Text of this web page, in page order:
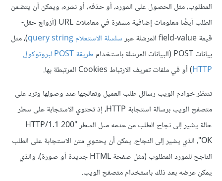
المطلوب، مثل الحصول على المورد، أو حذفه، أو نشره، ويمكن أن يتضمن
الطلب أيضًا معلومات إضافية مشفرة في معاملات URL (أزواج حقل-
قيمة field-value المرسَلة عبر
سلسلة الاستعلام query string
)، مثل
بيانات POST (البيانات المرسَلة باستخدام
طريقة POST لبروتوكول
HTTP) أو في ملفات تعريف الارتباط Cookies المرتبطة بها.
تنتظر خوادم الويب رسائل طلب العميل وتعالجها عند وصولها وترد على
متصفح الويب برسالة استجابة HTTP، إذ تحتوي الاستجابة على سطر
حالة يشير إلى نجاح الطلب من عدمه مثل السطر "HTTP/1.1 200
OK"، الذي يشير إلى النجاح. يمكن أن يحتوي متن الاستجابة على الطلب
الناجح للمورد المطلوب (مثل صفحة HTML جديدة أو صورة)، والذي
يمكن عرضه بعد ذلك باستخدام متصفح الويب.